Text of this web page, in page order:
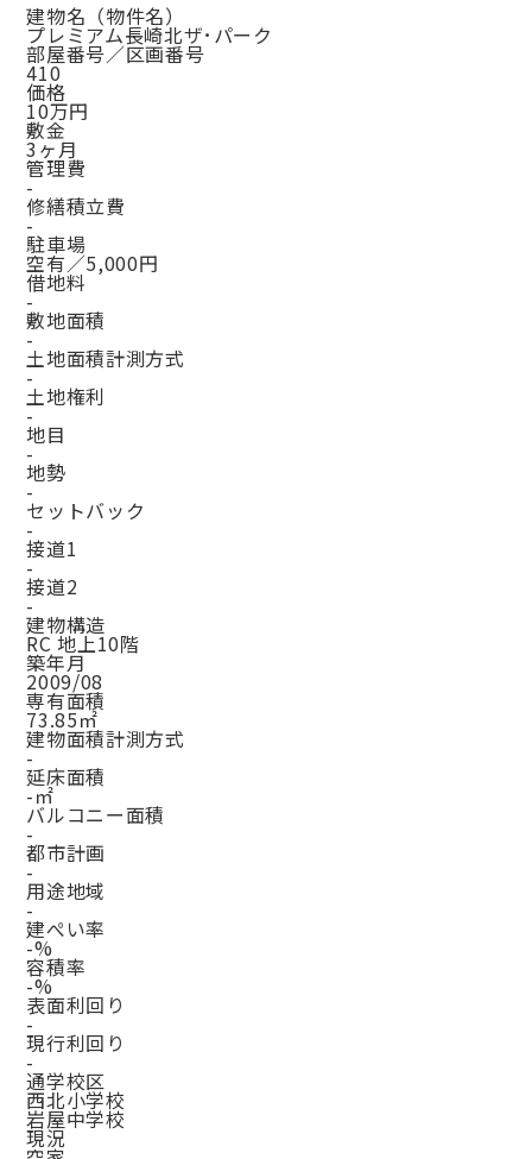
建物名（物件名）
プレミアム長崎北ザ･パーク
部屋番号／区画番号
410
価格
10万円
敷金
3ヶ月
管理費
-
修繕積立費
-
駐車場
空有／5,000円
借地料
-
敷地面積
-
土地面積計測方式
-
土地権利
-
地目
-
地勢
-
セットバック
-
接道1
-
接道2
-
建物構造
RC 地上10階
築年月
2009/08
専有面積
73.85㎡
建物面積計測方式
-
延床面積
-㎡
バルコニー面積
-
都市計画
-
用途地域
-
建ぺい率
-%
容積率
-%
表面利回り
-
現行利回り
-
通学校区
西北小学校
岩屋中学校
現況